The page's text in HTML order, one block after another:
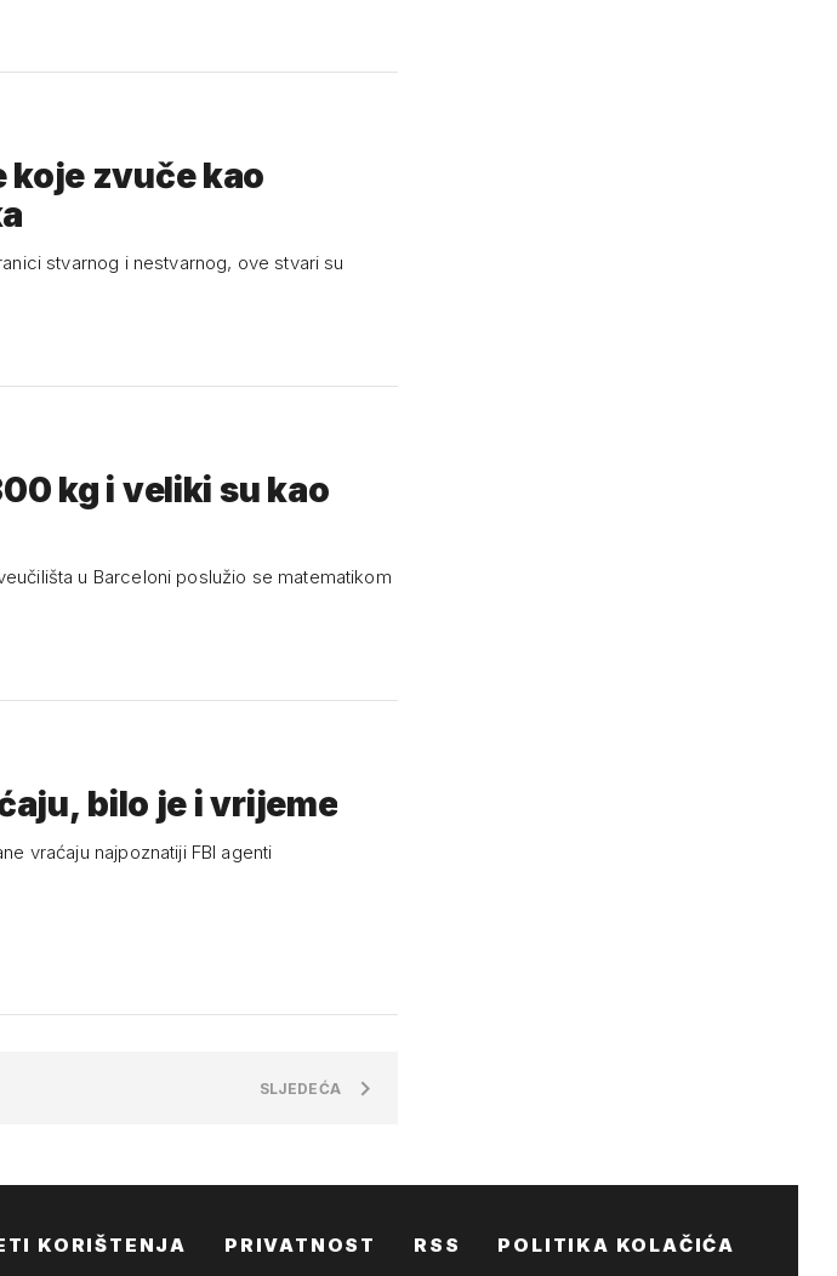
zvuče kao
stvarnog i nestvarnog, ove stvari su
kg i veliki su kao
u Barceloni poslužio se matematikom
bilo je i vrijeme
vraćaju najpoznatiji FBI agenti
SLJEDEĆA
KORIŠTENJA PRIVATNOST RSS POLITIKA KOLAČIĆA